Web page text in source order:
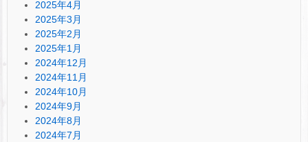
2025年4月
2025年3月
2025年2月
2025年1月
2024年12月
2024年11月
2024年10月
2024年9月
2024年8月
2024年7月